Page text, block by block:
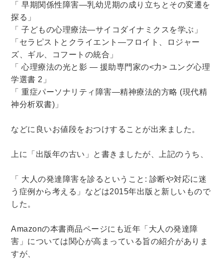
宇宙学・天文学 数学書
海洋学
物理学
生物・バイオテクノロジー
科学書
農学
金属・鉱学
電気・通信
IT・テクノロジー・コンピュータ
他理工書
化学 地球科学・エコロジー
医学書・東洋医学書
精神医学書
臨床医学一般
薬学書
伝統医学・東洋医学
基礎医学
小児科学
整形外科学
暮らし・趣味・実用書他
暮らしと健康
ガーデニング
クッキング・レシピ本・グルメ
住まい・インテリア
「 早期関係性障害―乳幼児期の成り立ちとその変遷を
探る」
「 子どもの心理療法―サイコダイナミクスを学ぶ」
「セラピストとクライエント―フロイト、ロジャー
ズ、ギル、コフートの統合」
「 心理療法の光と影 ― 援助専門家の<力> ユング心理
学選書 2」
「 重症パーソナリティ障害―精神療法的方略 (現代精
神分析双書)」
などに良いお値段をおつけすることが出来ました。
上に「出版年の古い」と書きましたが、上記のうち、
「 大人の発達障害を診るということ: 診断や対応に迷
う症例から考える」などは2015年出版と新しいもので
した。
Amazonの本書商品ページにも近年「大人の発達障
害」については関心が高まっている旨の紹介がありま
すが、